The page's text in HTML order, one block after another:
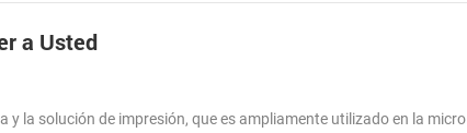
a Usted
la solución de impresión, que es ampliamente utilizado en la micro